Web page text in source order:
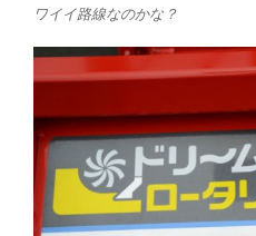
ワイイ路線なのかな？